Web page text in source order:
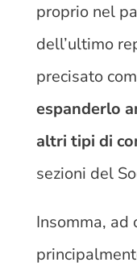
proprio nel
dell’ultimo
precisato
espanderlo
altri tipi di
sezioni del
Insomma, ad